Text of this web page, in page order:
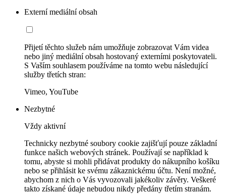
Externí mediální obsah
Přijetí těchto služeb nám umožňuje zobrazovat Vám videa
nebo jiný mediální obsah hostovaný externími poskytovateli.
S Vaším souhlasem používáme na tomto webu následující
služby třetích stran:
Vimeo, YouTube
Nezbytné
Vždy aktivní
Technicky nezbytné soubory cookie zajišťují pouze základní
funkce našich webových stránek. Používají se například k
tomu, abyste si mohli přidávat produkty do nákupního košíku
nebo se přihlásit ke svému zákaznickému účtu. Není možné,
abychom z nich o Vás vyvozovali jakékoliv závěry. Veškeré
takto získané údaje nebudou nikdy předány třetím stranám.